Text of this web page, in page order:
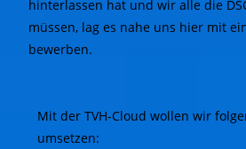
hinterlassen hat und wir alle die
müssen, lag es nahe uns hier mit
bewerben.
Mit der TVH-Cloud wollen wir
umsetzen: